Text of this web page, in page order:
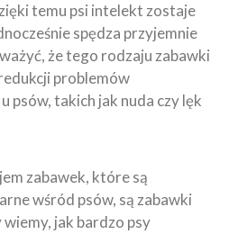
temu psi intelekt zostaje
spędza przyjemnie
że tego rodzaju zabawki
problemów
psów, takich jak nuda czy lęk
zabawek, które są
wśród psów, są zabawki
jak bardzo psy